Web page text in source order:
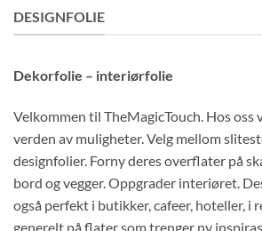
DESIGNFOLIE
Dekorfolie – interiørfolie
Velkommen til TheMagicTouch. Hos oss
verden av muligheter. Velg mellom
designfolier. Forny deres overflater på
bord og vegger. Oppgrader interiøret.
også perfekt i butikker, cafeer, hoteller, i
generelt på flater som trenger ny